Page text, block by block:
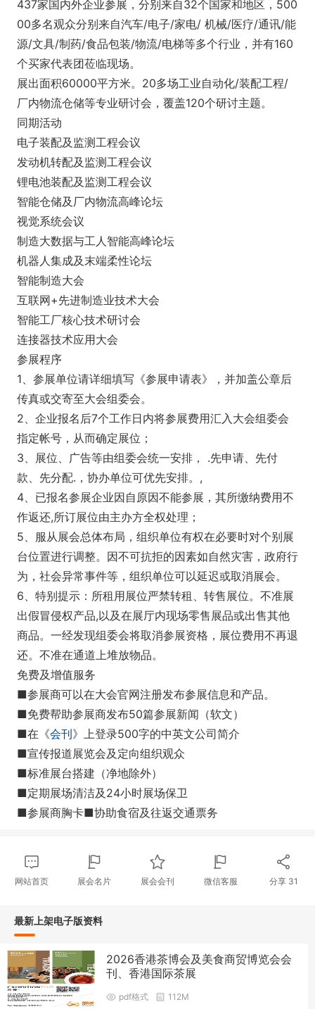
437家国内外企业参展，分别来自32个国家和地区，500
00多名观众分别来自汽车/电子/家电/ 机械/医疗/通讯/能
源/文具/制药/食品包装/物流/电梯等多个行业，并有160
个买家代表团莅临现场。
展出面积60000平方米。20多场工业自动化/装配工程/
厂内物流仓储等专业研讨会，覆盖120个研讨主题。
同期活动
电子装配及监测工程会议
发动机转配及监测工程会议
锂电池装配及监测工程会议
智能仓储及厂内物流高峰论坛
视觉系统会议
制造大数据与工人智能高峰论坛
机器人集成及末端柔性论坛
智能制造大会
互联网+先进制造业技术大会
智能工厂核心技术研讨会
连接器技术应用大会
参展程序
1、参展单位请详细填写《参展申请表》，并加盖公章后
传真或交寄至大会组委会。
2、企业报名后7个工作日内将参展费用汇入大会组委会
指定帐号，从而确定展位；
3、展位、广告等由组委会统一安排， .先申请、先付
款、先分配.，协办单位可优先安排。,
4、已报名参展企业因自原因不能参展，其所缴纳费用不
作返还,所订展位由主办方全权处理；
5、服从展会总体布局，组织单位有权在必要时对个别展
台位置进行调整。因不可抗拒的因素如自然灾害，政府行
为，社会异常事件等，组织单位可以延迟或取消展会。
6、特别提示：所租用展位严禁转租、转售展位。不准展
出假冒侵权产品,以及在展厅内现场零售展品或出售其他
商品。一经发现组委会将取消参展资格，展位费用不再退
还。不准在通道上堆放物品。
免费及增值服务
■参展商可以在大会官网注册发布参展信息和产品。
■免费帮助参展商发布50篇参展新闻（软文）
■在《会刊》上登录500字的中英文公司简介
■宣传报道展览会及定向组织观众
■标准展台搭建（净地除外）
■定期展场清洁及24小时展场保卫
■参展商胸卡■协助食宿及往返交通票务
网站首页 展会名片 展会会刊 微信客服 分享 31
最新上架电子版资料
2026香港茶博会及美食商贸博览会会
刊、香港国际茶展
pdf格式 112M